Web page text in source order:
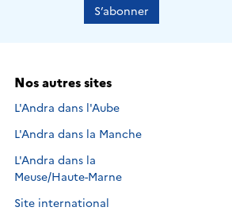
S’abonner
Nos autres sites
L'Andra dans l'Aube
L'Andra dans la Manche
L'Andra dans la
Meuse/Haute-Marne
Site international